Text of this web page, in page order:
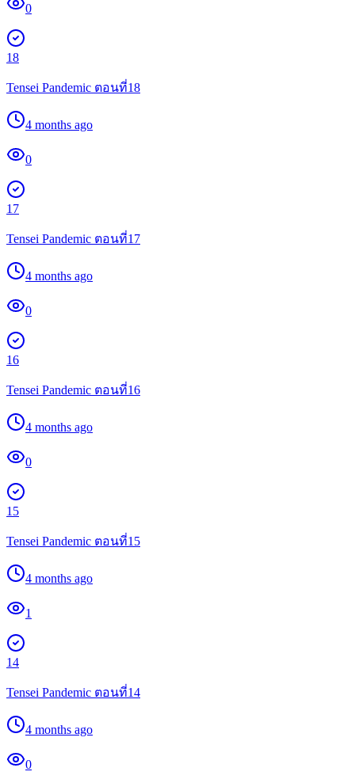
0
18
Tensei Pandemic ตอนที่18
4 months ago
0
17
Tensei Pandemic ตอนที่17
4 months ago
0
16
Tensei Pandemic ตอนที่16
4 months ago
0
15
Tensei Pandemic ตอนที่15
4 months ago
1
14
Tensei Pandemic ตอนที่14
4 months ago
0